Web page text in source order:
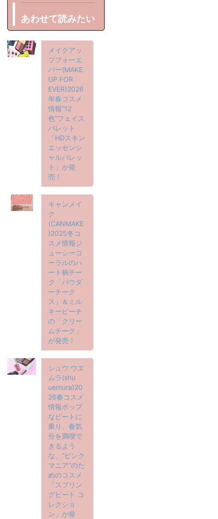
あわせて読みたい
メイクアッ
プフォーエ
バー(MAKE
UP FOR
EVER)2026
年春コスメ
情報”12
色”フェイス
パレット
「HDスキン
エッセンシ
ャルパレッ
ト」が発
売！
キャンメイ
ク
(CANMAKE
)2025冬コ
スメ情報ジ
ューシーコ
ーラルのハ
ート柄チー
ク「パウダ
ーチーク
ス」＆ミル
キーピーチ
の「クリー
ムチーク」
が発売！
シュウ ウエ
ムラ(shu
uemura)20
26春コスメ
情報ポップ
なビートに
乗り、春気
分を満喫で
きるよう
な、“ピンク
マニア”のた
めのコスメ
「スプリン
グビート コ
レクショ
ン」が発